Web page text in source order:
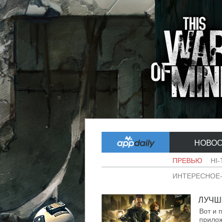
ПРЕВЬЮ HI-
Вот и